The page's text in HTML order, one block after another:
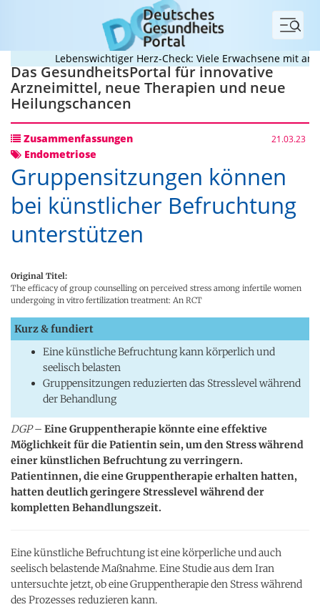
Menü
Lebenswichtiger Herz-Check: Viele Erwachsene mit
Das GesundheitsPortal für innovative
Arzneimittel, neue Therapien und neue
Heilungschancen
Zusammenfassungen 21.03.23
Endometriose
Gruppensitzungen können
bei künstlicher Befruchtung
unterstützen
Original Titel:
The efficacy of group counselling on perceived stress among infertile women
undergoing in vitro fertilization treatment: An RCT
Kurz & fundiert
Eine künstliche Befruchtung kann körperlich und
seelisch belasten
Gruppensitzungen reduzierten das Stresslevel während
der Behandlung
DGP– Eine Gruppentherapie könnte eine effektive
Möglichkeit für die Patientin sein, um den Stress während
einer künstlichen Befruchtung zu verringern.
Patientinnen, die eine Gruppentherapie erhalten hatten,
hatten deutlich geringere Stresslevel während der
kompletten Behandlungszeit.
Eine künstliche Befruchtung ist eine körperliche und auch
seelisch belastende Maßnahme. Eine Studie aus dem Iran
untersuchte jetzt, ob eine Gruppentherapie den Stress während
des Prozesses reduzieren kann.